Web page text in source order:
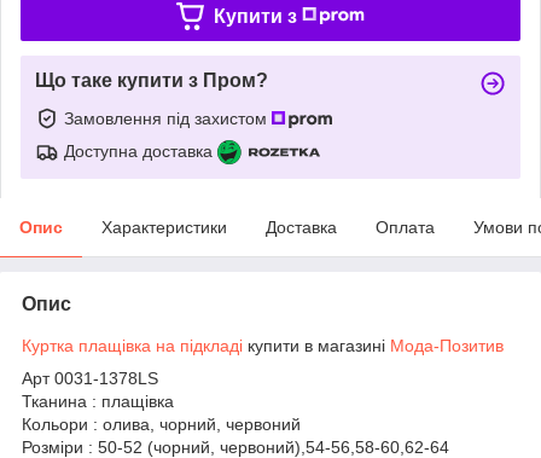
Купити з
Що таке купити з Пром?
Замовлення під захистом
Доступна доставка
Опис Характеристики Доставка Оплата Умови
Опис
Куртка плащівка на підкладі купити в магазині Мода-Позитив
Арт 0031-1378LS
Тканина : плащівка
Кольори : олива, чорний, червоний
Розміри : 50-52 (чорний, червоний),54-56,58-60,62-64